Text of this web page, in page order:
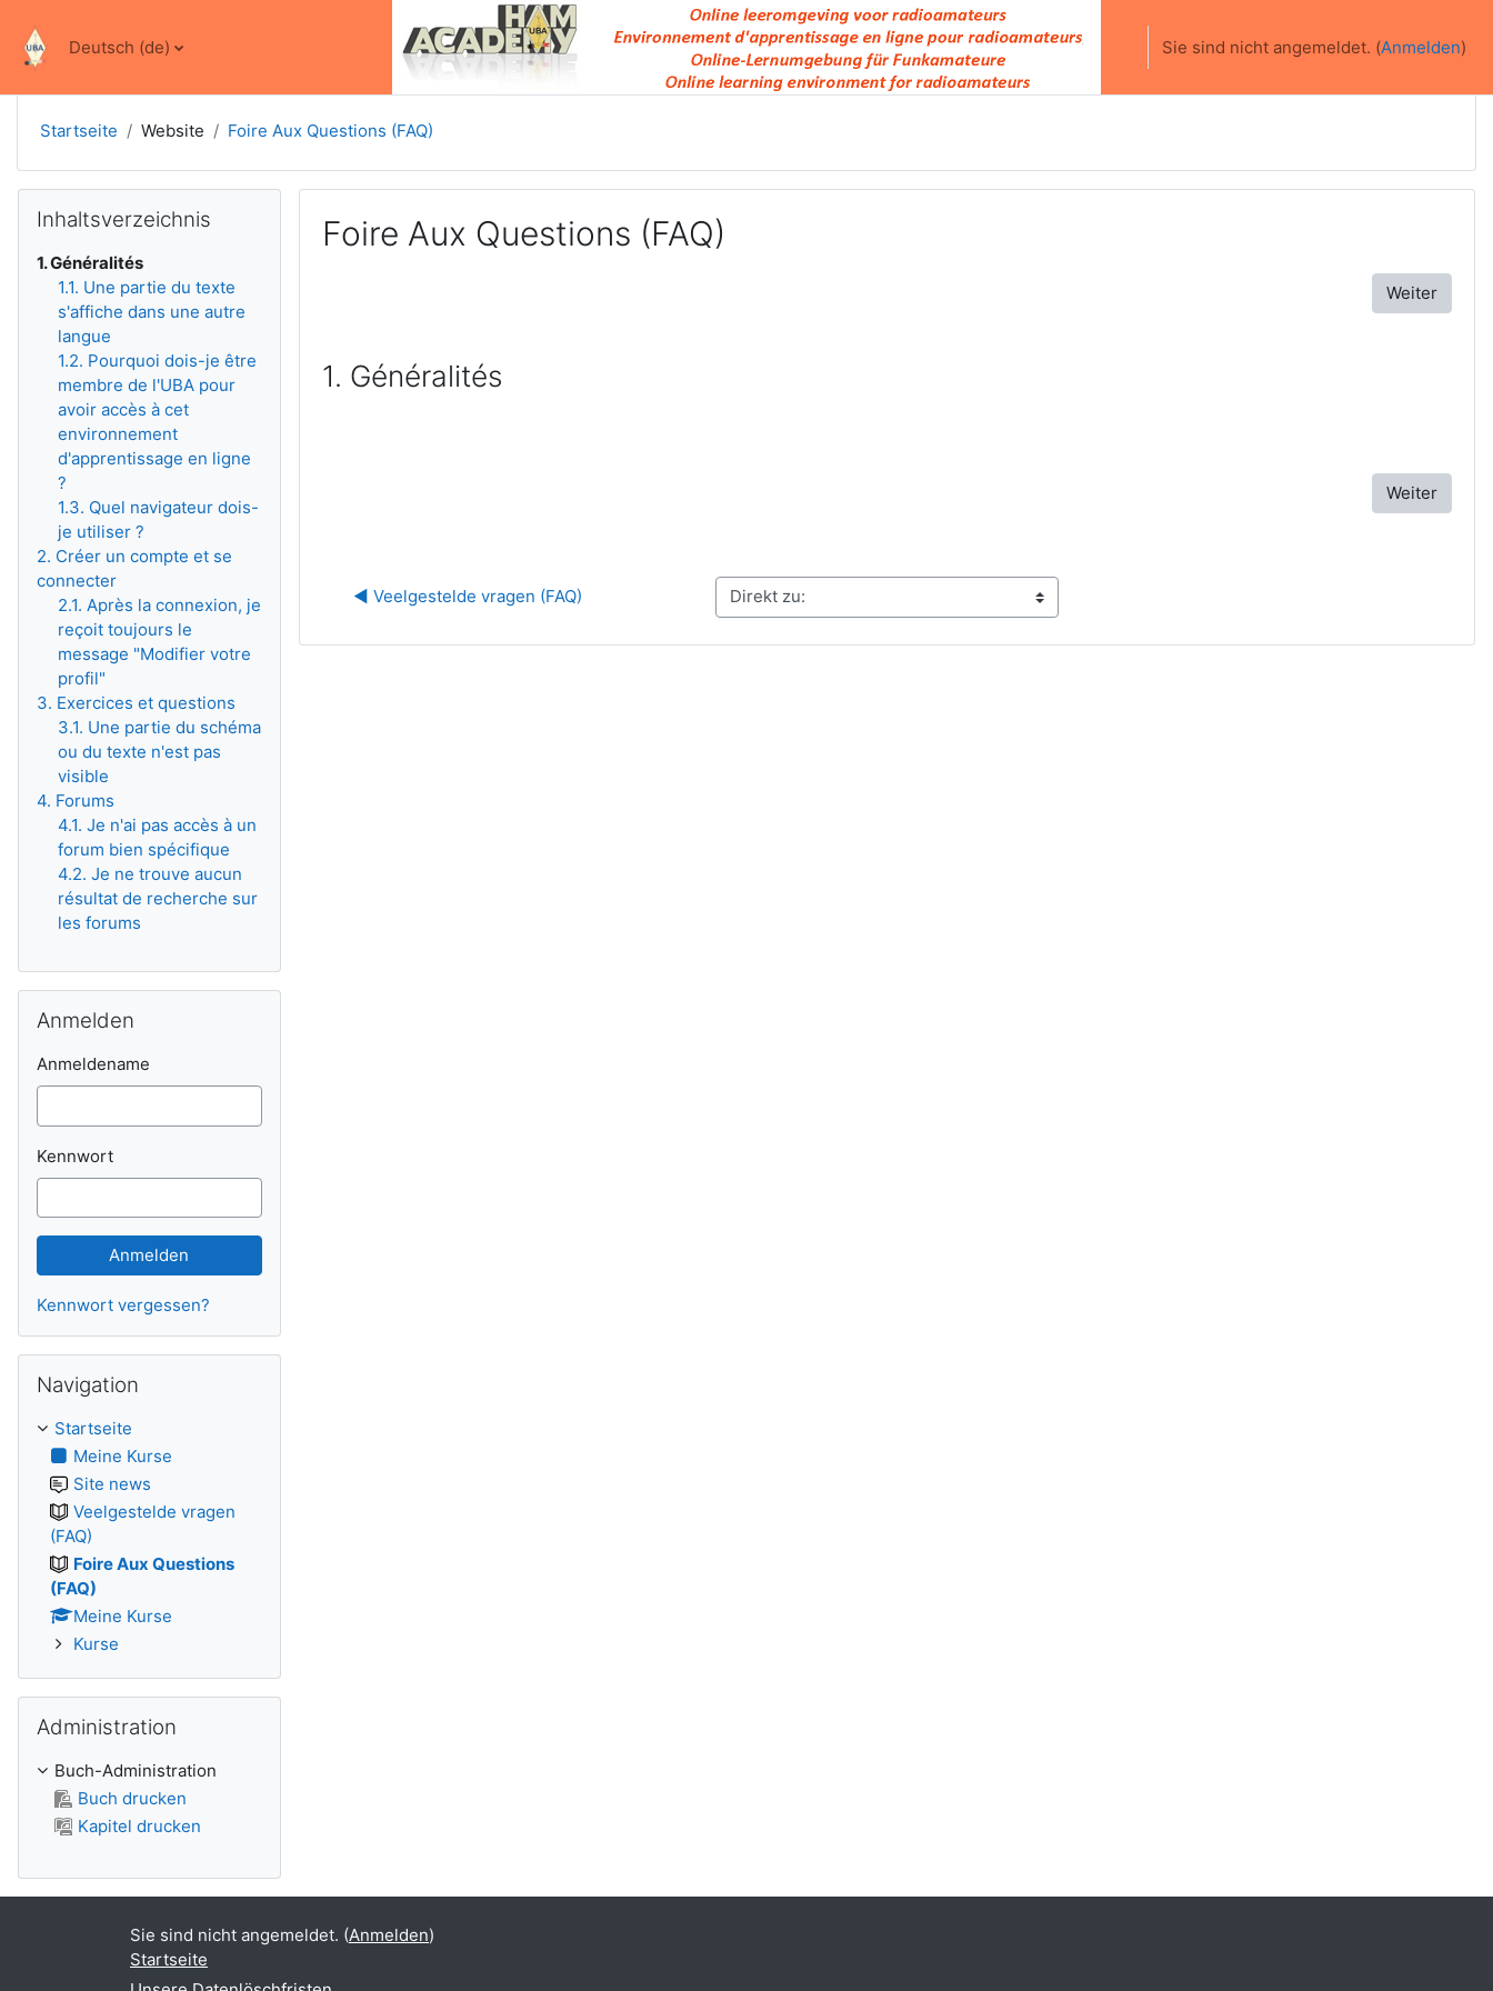
Deutsch ‎(de)‎
Sie sind nicht angemeldet. (Anmelden)
Startseite Website Foire Aux Questions (FAQ)
Foire Aux Questions (FAQ)
Weiter
1. Généralités
Weiter
◀︎ Veelgestelde vragen (FAQ) Direkt zu:
Inhaltsverzeichnis
1. Généralités
1.1. Une partie du texte
s'affiche dans une autre
langue
1.2. Pourquoi dois-je être
membre de l'UBA pour
avoir accès à cet
environnement
d'apprentissage en ligne
?
1.3. Quel navigateur dois-
je utiliser ?
2. Créer un compte et se
connecter
2.1. Après la connexion, je
reçoit toujours le
message "Modifier votre
profil"
3. Exercices et questions
3.1. Une partie du schéma
ou du texte n'est pas
visible
4. Forums
4.1. Je n'ai pas accès à un
forum bien spécifique
4.2. Je ne trouve aucun
résultat de recherche sur
les forums
Anmelden
Anmeldename
Kennwort
Kennwort vergessen?
Navigation
Startseite
Meine Kurse
Site news
Veelgestelde vragen
(FAQ)
Foire Aux Questions
(FAQ)
Meine Kurse
Kurse
Administration
Buch-Administration
Buch drucken
Kapitel drucken
Sie sind nicht angemeldet. (Anmelden)
Startseite